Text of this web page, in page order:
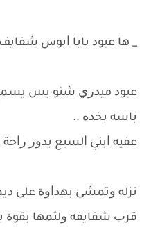
_ ﻫﺎ ﻋﺒﻮﺩ ﺑﺎﺑﺎ ﺍﺑﻮﺱ
ﻋﺒﻮﺩ ﻣﻴﺪﺭﻱ ﺷﻨﻮ ﺑﺲ
ﺑﺎﺳﻪ ﺑﺨﺪﻩ ..
ﻋﻔﻴﻪ ﺍﺑﻨﻲ ﺍﻟﺴﺒﻊ ﻳﺪﻭﺭ ﺭﺍﺣﺔ
ﻧﺰﻟﻪ ﻭﺗﻤﺸﻰ ﺑﻬﺪﺍﻭﺓ ﻋﻠﻰ
ﻗﺮﺏ ﺷﻔﺎﻳﻔﻪ ﻭﻟﺜﻤﻬﺎ ﺑﻘﻮﺓ